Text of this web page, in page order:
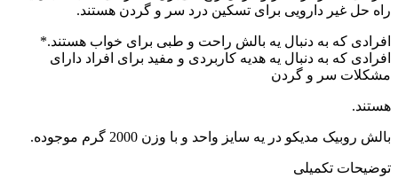
راه حل غیر دارویی برای تسکین درد سر و گردن هستند.
افرادی که به دنبال یه بالش راحت و طبی برای خواب هستند.*
افرادی که به دنبال یه هدیه کاربردی و مفید برای افراد دارای
مشکلات سر و گردن
هستند.
بالش روبیک مدیکو در یه سایز واحد و با وزن 2000 گرم موجوده.
توضیحات تکمیلی